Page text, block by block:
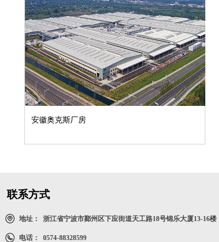
安徽奥克斯厂房
地址： 浙江省宁波市鄞州区下应街道天工路18号锦乐大厦13-16楼
电话： 0574-88328599
联系方式